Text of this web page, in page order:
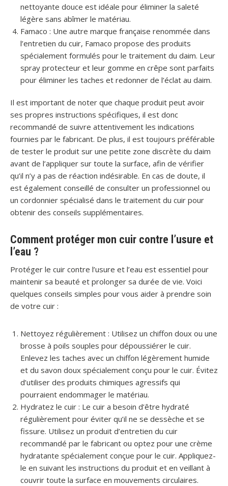
nettoyante douce est idéale pour éliminer la saleté
légère sans abîmer le matériau.
Famaco : Une autre marque française renommée dans
l’entretien du cuir, Famaco propose des produits
spécialement formulés pour le traitement du daim. Leur
spray protecteur et leur gomme en crêpe sont parfaits
pour éliminer les taches et redonner de l’éclat au daim.
Il est important de noter que chaque produit peut avoir
ses propres instructions spécifiques, il est donc
recommandé de suivre attentivement les indications
fournies par le fabricant. De plus, il est toujours préférable
de tester le produit sur une petite zone discrète du daim
avant de l’appliquer sur toute la surface, afin de vérifier
qu’il n’y a pas de réaction indésirable. En cas de doute, il
est également conseillé de consulter un professionnel ou
un cordonnier spécialisé dans le traitement du cuir pour
obtenir des conseils supplémentaires.
Comment protéger mon cuir contre l’usure et
l’eau ?
Protéger le cuir contre l’usure et l’eau est essentiel pour
maintenir sa beauté et prolonger sa durée de vie. Voici
quelques conseils simples pour vous aider à prendre soin
de votre cuir :
Nettoyez régulièrement : Utilisez un chiffon doux ou une
brosse à poils souples pour dépoussiérer le cuir.
Enlevez les taches avec un chiffon légèrement humide
et du savon doux spécialement conçu pour le cuir. Évitez
d’utiliser des produits chimiques agressifs qui
pourraient endommager le matériau.
Hydratez le cuir : Le cuir a besoin d’être hydraté
régulièrement pour éviter qu’il ne se dessèche et se
fissure. Utilisez un produit d’entretien du cuir
recommandé par le fabricant ou optez pour une crème
hydratante spécialement conçue pour le cuir. Appliquez-
le en suivant les instructions du produit et en veillant à
couvrir toute la surface en mouvements circulaires.